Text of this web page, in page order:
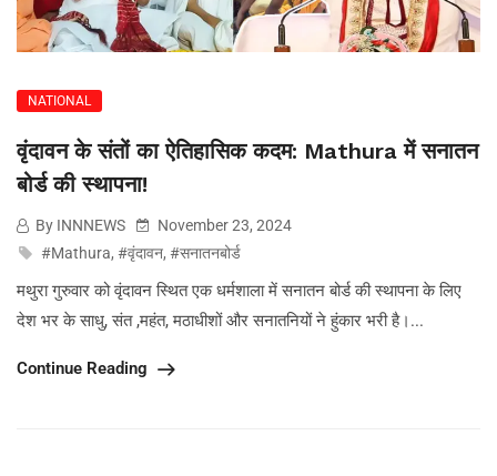
NATIONAL
वृंदावन के संतों का ऐतिहासिक कदम: Mathura में सनातन
बोर्ड की स्थापना!
By INNNEWS
November 23, 2024
#Mathura, #वृंदावन, #सनातनबोर्ड
मथुरा गुरुवार को वृंदावन स्थित एक धर्मशाला में सनातन बोर्ड की स्थापना के लिए
देश भर के साधु, संत ,महंत, मठाधीशों और सनातनियों ने हुंकार भरी है।...
Continue Reading